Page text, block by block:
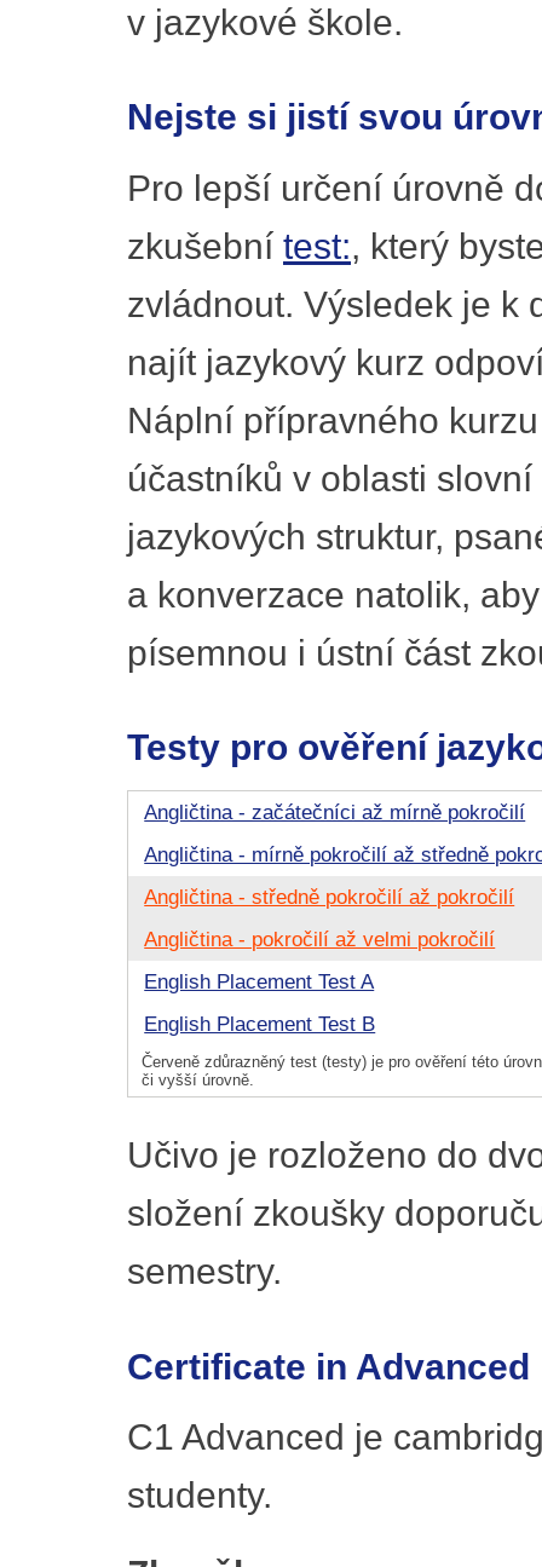
v jazykové škole.
Nejste si jistí svou
Pro lepší určení úrovně
zkušební test:, který
zvládnout. Výsledek je k
najít jazykový kurz
Náplní přípravného
účastníků v oblasti
jazykových struktur,
a konverzace natolik,
písemnou i ústní část
Testy pro ověření
Angličtina - začátečníci až mírně pokročilí
Angličtina - mírně pokročilí až středně
Angličtina - středně pokročilí až pokročilí
Angličtina - pokročilí až velmi pokročilí
English Placement Test A
English Placement Test B
Červeně zdůrazněný test (testy) je pro ověření této
či vyšší úrovně.
Učivo je rozloženo do
složení zkoušky
semestry.
Certificate in Advanced
C1 Advanced je
studenty.